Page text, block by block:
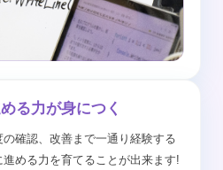
る力が身につく
確認、改善まで一通り経験する
める力を育てることが出来ます!